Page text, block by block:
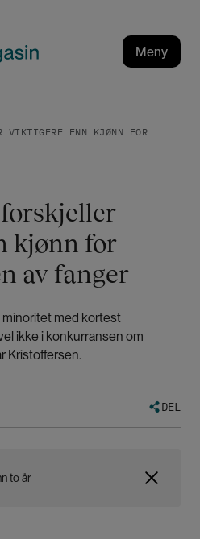
Meny
VIKTIGERE ENN KJØNN FOR
kjønn for
av fanger
minoritet med kortest
ikke i konkurransen om
Kristoffersen.
DEL
to år